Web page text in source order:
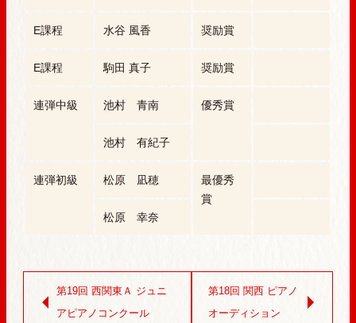
E課程 水谷 風香 奨励賞
E課程 駒田 真子 奨励賞
連弾中級 池村 青南 優秀賞
池村 有紀子
連弾初級 松原 凪穂
最優秀
賞
松原 幸奈
第19回 西関東Ａ ジュニ
アピアノコンクール
第18回 関西 ピアノ
オーディション